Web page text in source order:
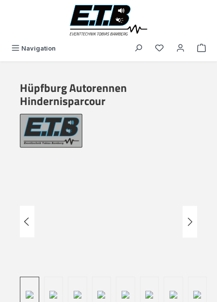
Navigation You have 0
Hüpfburg Autorennen
Hindernisparcour